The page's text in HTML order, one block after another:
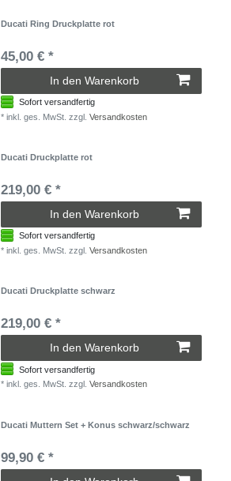
Ducati Ring Druckplatte rot
45,00 € *
In den Warenkorb
Sofort versandfertig
*inkl. ges. MwSt. zzgl.Versandkosten
Ducati Druckplatte rot
219,00 € *
In den Warenkorb
Sofort versandfertig
*inkl. ges. MwSt. zzgl.Versandkosten
Ducati Druckplatte schwarz
219,00 € *
In den Warenkorb
Sofort versandfertig
*inkl. ges. MwSt. zzgl.Versandkosten
Ducati Muttern Set + Konus schwarz/schwarz
99,90 € *